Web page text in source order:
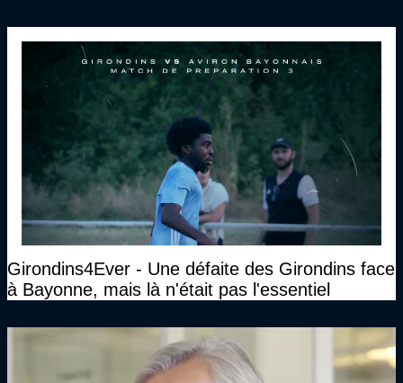
Girondins4Ever - Une défaite des Girondins face
à Bayonne, mais là n'était pas l'essentiel